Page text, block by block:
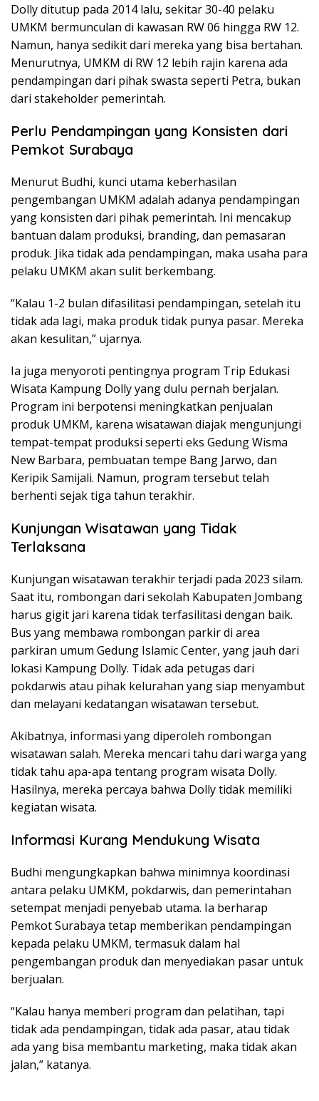
Dolly ditutup pada 2014 lalu, sekitar 30-40 pelaku
UMKM bermunculan di kawasan RW 06 hingga RW 12.
Namun, hanya sedikit dari mereka yang bisa bertahan.
Menurutnya, UMKM di RW 12 lebih rajin karena ada
pendampingan dari pihak swasta seperti Petra, bukan
dari stakeholder pemerintah.
Perlu Pendampingan yang Konsisten dari
Pemkot Surabaya
Menurut Budhi, kunci utama keberhasilan
pengembangan UMKM adalah adanya pendampingan
yang konsisten dari pihak pemerintah. Ini mencakup
bantuan dalam produksi, branding, dan pemasaran
produk. Jika tidak ada pendampingan, maka usaha para
pelaku UMKM akan sulit berkembang.
“Kalau 1-2 bulan difasilitasi pendampingan, setelah itu
tidak ada lagi, maka produk tidak punya pasar. Mereka
akan kesulitan,” ujarnya.
Ia juga menyoroti pentingnya program Trip Edukasi
Wisata Kampung Dolly yang dulu pernah berjalan.
Program ini berpotensi meningkatkan penjualan
produk UMKM, karena wisatawan diajak mengunjungi
tempat-tempat produksi seperti eks Gedung Wisma
New Barbara, pembuatan tempe Bang Jarwo, dan
Keripik Samijali. Namun, program tersebut telah
berhenti sejak tiga tahun terakhir.
Kunjungan Wisatawan yang Tidak
Terlaksana
Kunjungan wisatawan terakhir terjadi pada 2023 silam.
Saat itu, rombongan dari sekolah Kabupaten Jombang
harus gigit jari karena tidak terfasilitasi dengan baik.
Bus yang membawa rombongan parkir di area
parkiran umum Gedung Islamic Center, yang jauh dari
lokasi Kampung Dolly. Tidak ada petugas dari
pokdarwis atau pihak kelurahan yang siap menyambut
dan melayani kedatangan wisatawan tersebut.
Akibatnya, informasi yang diperoleh rombongan
wisatawan salah. Mereka mencari tahu dari warga yang
tidak tahu apa-apa tentang program wisata Dolly.
Hasilnya, mereka percaya bahwa Dolly tidak memiliki
kegiatan wisata.
Informasi Kurang Mendukung Wisata
Budhi mengungkapkan bahwa minimnya koordinasi
antara pelaku UMKM, pokdarwis, dan pemerintahan
setempat menjadi penyebab utama. Ia berharap
Pemkot Surabaya tetap memberikan pendampingan
kepada pelaku UMKM, termasuk dalam hal
pengembangan produk dan menyediakan pasar untuk
berjualan.
“Kalau hanya memberi program dan pelatihan, tapi
tidak ada pendampingan, tidak ada pasar, atau tidak
ada yang bisa membantu marketing, maka tidak akan
jalan,” katanya.